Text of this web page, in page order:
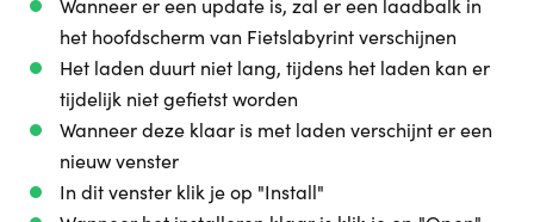
Wanneer er een update is, zal er een laadbalk in
het hoofdscherm van Fietslabyrint verschijnen
Het laden duurt niet lang, tijdens het laden kan er
tijdelijk niet gefietst worden
Wanneer deze klaar is met laden verschijnt er een
nieuw venster
In dit venster klik je op "Install"